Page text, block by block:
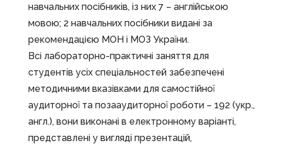
навчальних посібників, із них 7 – англійською
мовою; 2 навчальних посібники видані за
рекомендацією МОН і МОЗ України.
Всі лабораторно-практичні заняття для
студентів усіх спеціальностей забезпечені
методичними вказівками для самостійної
аудиторної та позааудиторної роботи – 192 (укр.,
англ.), вони виконані в електронному варіанті,
представлені у вигляді презентацій,